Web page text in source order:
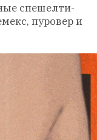
спешелти-
пуровер и